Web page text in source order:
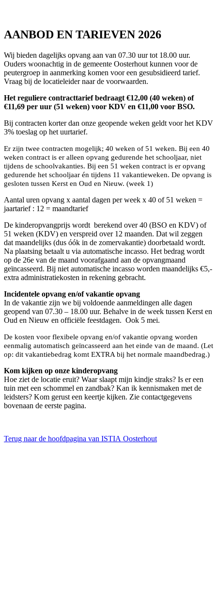
AANBOD EN TARIEVEN 2026
Wij bieden dagelijks opvang aan van 07.30 uur tot 18.00 uur.
Ouders woonachtig in de gemeente Oosterhout kunnen voor de
peutergroep in aanmerking komen voor een gesubsidieerd tarief.
Vraag bij de locatieleider naar de voorwaarden.
Het reguliere contracttarief bedraagt €12,00 (40 weken) of
€11,69 per uur (51 weken) voor KDV en €11,00 voor BSO.
Bij contracten korter dan onze geopende weken geldt voor het KDV
3% toeslag op het uurtarief.
Er zijn twee contracten mogelijk; 40 weken of 51 weken. Bij een 40
weken contract is er alleen opvang gedurende het schooljaar, niet
tijdens de schoolvakanties. Bij een 51 weken contract is er opvang
gedurende het schooljaar én tijdens 11 vakantieweken. De opvang is
gesloten tussen Kerst en Oud en Nieuw. (week 1)
Aantal uren opvang x aantal dagen per week x 40 of 51 weken =
jaartarief : 12 = maandtarief
De kinderopvangprijs wordt berekend over 40 (BSO en KDV) of
51 weken (KDV) en verspreid over 12 maanden. Dat wil zeggen
dat maandelijks (dus óók in de zomervakantie) doorbetaald wordt.
Na plaatsing betaalt u via automatische incasso. Het bedrag wordt
op de 26e van de maand voorafgaand aan de opvangmaand
geïncasseerd. Bij niet automatische incasso worden maandelijks €5,-
extra administratiekosten in rekening gebracht.
Incidentele opvang en/of vakantie opvang
In de vakantie zijn we bij voldoende aanmeldingen alle dagen
geopend van 07.30 – 18.00 uur. Behalve in de week tussen Kerst en
Oud en Nieuw en officiële feestdagen. Ook 5 mei.
De kosten voor flexibele opvang en/of vakantie opvang worden
eenmalig automatisch geïncasseerd aan het einde van de maand. (Let
op: dit vakantiebedrag komt EXTRA bij het normale maandbedrag.)
Kom kijken op onze kinderopvang
Hoe ziet de locatie eruit? Waar slaapt mijn kindje straks? Is er een
tuin met een schommel en zandbak? Kan ik kennismaken met de
leidsters? Kom gerust een keertje kijken. Zie contactgegevens
bovenaan de eerste pagina.
Terug naar de hoofdpagina van ISTIA Oosterhout